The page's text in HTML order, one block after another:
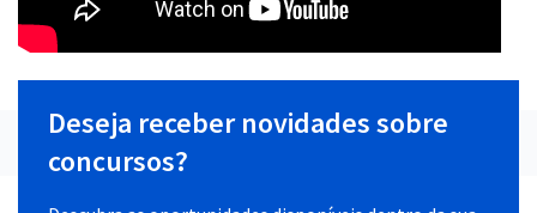
Deseja receber novidades sobre
concursos?